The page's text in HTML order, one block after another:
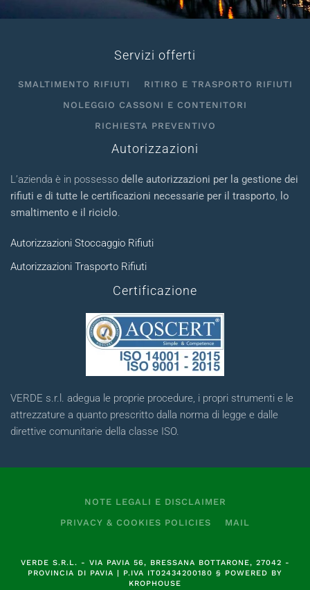
Servizi offerti
SMALTIMENTO RIFIUTI
RITIRO E TRASPORTO RIFIUTI
NOLEGGIO CASSONI E CONTENITORI
RICHIESTA PREVENTIVO
Autorizzazioni
L’azienda è in possesso delle autorizzazioni per la gestione dei
rifiuti e di tutte le certificazioni necessarie per il trasporto
lo
smaltimento e il riciclo
Autorizzazioni Stoccaggio Rifiuti
Autorizzazioni Trasporto Rifiuti
Certificazione
VERDE s.r.l. adegua le proprie procedure, i propri strumenti e le
attrezzature a quanto prescritto dalla norma di legge e dalle
direttive comunitarie della classe ISO.
NOTE LEGALI E DISCLAIMER
PRIVACY & COOKIES POLICIES
MAIL
VERDE S.R.L.
- VIA PAVIA 56, BRESSANA BOTTARONE, 27042 -
PROVINCIA DI PAVIA | P.IVA IT02434200180 § POWERED BY
KROPHOUSE